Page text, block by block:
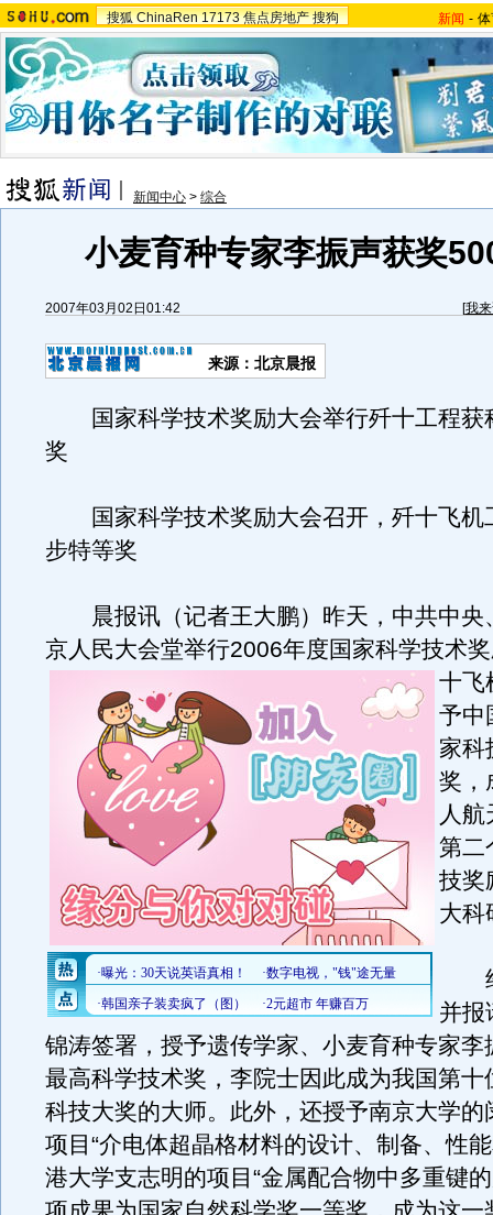
搜狐 ChinaRen 17173 焦点房地产 搜狗 新闻 -
新闻中心 > 综合
小麦育种专家李振声获奖
2007年03月02日01:42 [我
来源：北京晨报
国家科学技术奖励大会举行歼十工程获
奖
国家科学技术奖励大会召开，歼十飞机
步特等奖
晨报讯（记者王大鹏）昨天，中共中央
京人民大会堂举行2006年度国家科学技术
十飞
予中
家科
奖，
人
第二
技奖
大科
经
并报
锦涛签署，授予遗传学家、小麦育种专家李
最高科学技术奖，李院士因此成为我国第十
科技大奖的大师。此外，还授予南京大学的
项目“介电体超晶格材料的设计、制备、性
港大学支志明的项目“金属配合物中多重键